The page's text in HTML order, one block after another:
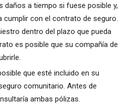
daños a tiempo si fuese posible y,
cumplir con el contrato de seguro.
dentro del plazo que pueda
es posible que su compañía de
que esté incluido en su
comunitario. Antes de
ambas pólizas.